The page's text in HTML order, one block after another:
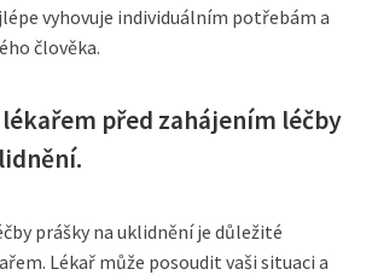
vyhovuje individuálním potřebám a
člověka.
před zahájením léčby
prášky na uklidnění je důležité
Lékař může posoudit vaši situaci a